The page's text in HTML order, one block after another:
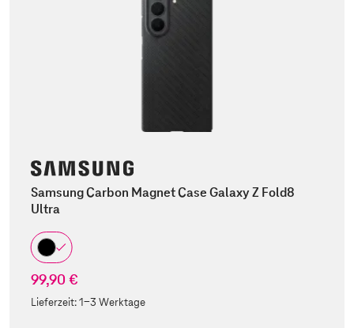
Samsung Carbon Magnet Case Galaxy Z Fold8
Ultra
99,90 €
Lieferzeit:1-3 Werktage